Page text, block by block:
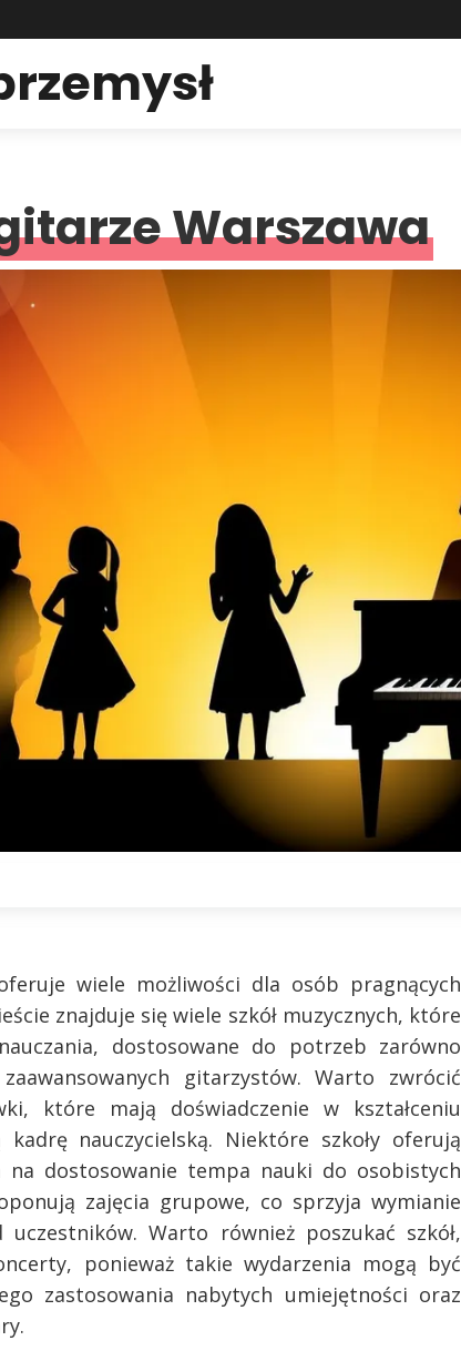
Warszawa
wiele możliwości dla osób pragnących
znajduje się wiele szkół muzycznych, które
dostosowane do potrzeb zarówno
gitarzystów. Warto zwrócić
które mają doświadczenie w kształceniu
nauczycielską. Niektóre szkoły oferują
na dostosowanie tempa nauki do osobistych
zajęcia grupowe, co sprzyja wymianie
Warto również poszukać szkół,
ponieważ takie wydarzenia mogą być
zastosowania nabytych umiejętności oraz